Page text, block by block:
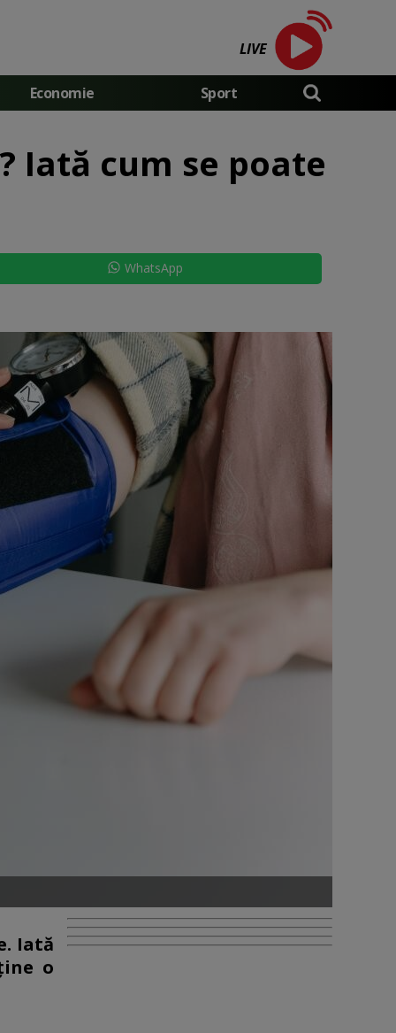
LIVE
Economie Sport
Iată cum se poate
WhatsApp
Iată
o